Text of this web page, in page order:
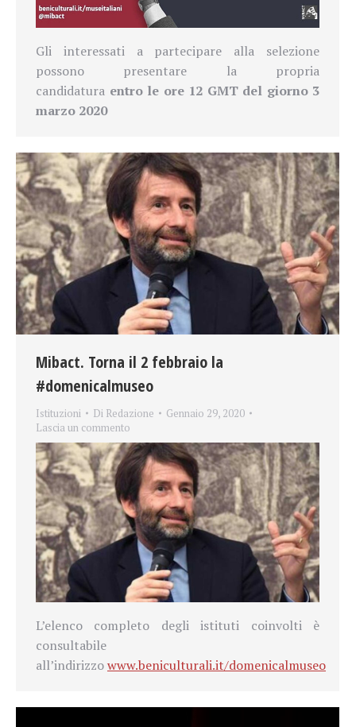
Gli interessati a partecipare alla selezione
possono presentare la propria
candidatura entro le ore 12 GMT del giorno 3
marzo 2020
Mibact. Torna il 2 febbraio la
#domenicalmuseo
Istituzioni Di Redazione
Gennaio 29, 2020
Lascia un commento
L’elenco completo degli istituti coinvolti è
consultabile
all’indirizzowww.beniculturali.it/domenicalmuseo